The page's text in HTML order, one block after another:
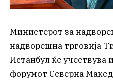
Министерот за
надворешна трговија
Истанбул ќе учествува
форумот Северна